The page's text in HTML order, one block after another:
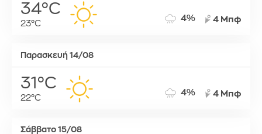
34°C
23°C
4% 4 Μπφ
Παρασκευή 14/08
31°C
22°C
4% 4 Μπφ
Σάββατο 15/08